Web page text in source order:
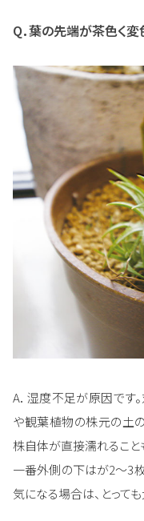
Q．葉の先端が茶色く変
A．湿度不足が原因です
や観葉植物の株元の土
株自体が直接濡れること
一番外側の下はが2～3
気になる場合は、とっても